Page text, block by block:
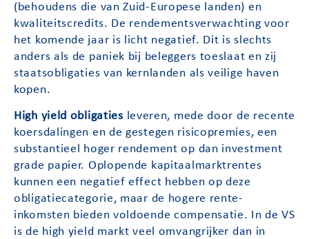
(behoudens die van Zuid-Europese landen) en
kwaliteitscredits. De rendementsverwachting voor
het komende jaar is licht negatief. Dit is slechts
anders als de paniek bij beleggers toeslaat en zij
staatsobligaties van kernlanden als veilige haven
kopen.
High yield obligaties leveren, mede door de recente
koersdalingen en de gestegen risicopremies, een
substantieel hoger rendement op dan investment
grade papier. Oplopende kapitaalmarktrentes
kunnen een negatief effect hebben op deze
obligatiecategorie, maar de hogere rente-
inkomsten bieden voldoende compensatie. In de VS
is de high yield markt veel omvangrijker dan in